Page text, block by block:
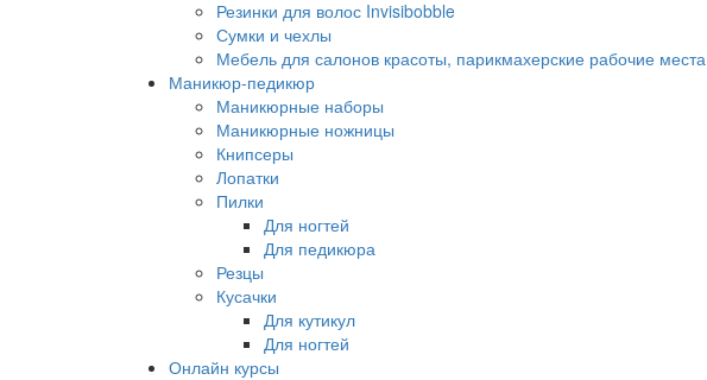
Резинки для волос Invisibobble
Сумки и чехлы
Мебель для салонов красоты, парикмахерские рабочие места
Маникюр-педикюр
Маникюрные наборы
Маникюрные ножницы
Книпсеры
Лопатки
Пилки
Для ногтей
Для педикюра
Резцы
Кусачки
Для кутикул
Для ногтей
Онлайн курсы